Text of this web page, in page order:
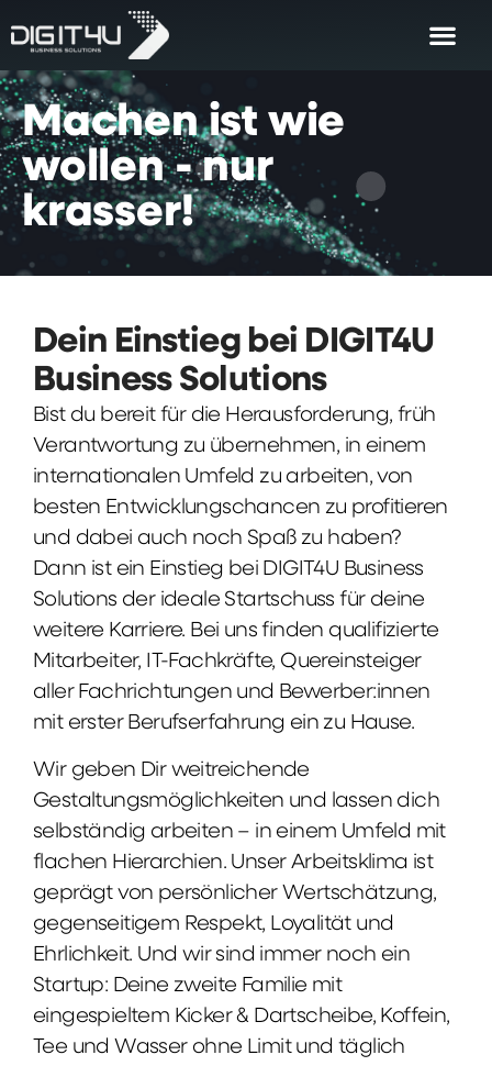
Machen ist wie
wollen - nur
krasser!
Dein Einstieg bei DIGIT4U
Business Solutions
Bist du bereit für die Herausforderung, früh
Verantwortung zu übernehmen, in einem
internationalen Umfeld zu arbeiten, von
besten Entwicklungschancen zu profitieren
und dabei auch noch Spaß zu haben?
Dann ist ein Einstieg bei DIGIT4U Business
Solutions der ideale Startschuss für deine
weitere Karriere. Bei uns finden qualifizierte
Mitarbeiter, IT-Fachkräfte, Quereinsteiger
aller Fachrichtungen und Bewerber:innen
mit erster Berufserfahrung ein zu Hause.
Wir geben Dir weitreichende
Gestaltungsmöglichkeiten und lassen dich
selbständig arbeiten – in einem Umfeld mit
flachen Hierarchien. Unser Arbeitsklima ist
geprägt von persönlicher Wertschätzung,
gegenseitigem Respekt, Loyalität und
Ehrlichkeit. Und wir sind immer noch ein
Startup: Deine zweite Familie mit
eingespieltem Kicker & Dartscheibe, Koffein,
Tee und Wasser ohne Limit und täglich